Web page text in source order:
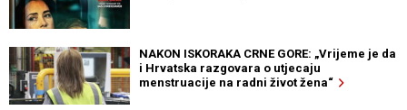
NAKON ISKORAKA CRNE GORE: „Vrijeme je da
i Hrvatska razgovara o utjecaju
menstruacije na radni život žena“